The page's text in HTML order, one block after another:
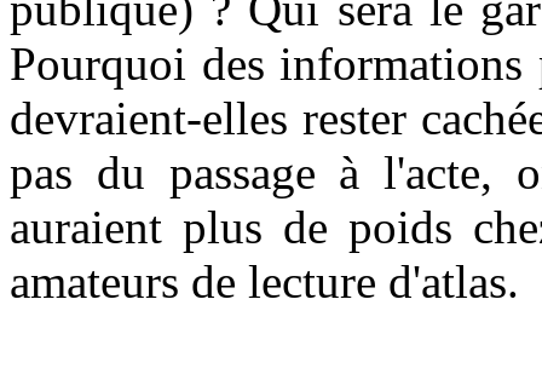
Pourquoi des informations
devraient-elles rester
pas du passage à l'acte,
auraient plus de poids
amateurs de lecture d'atlas.